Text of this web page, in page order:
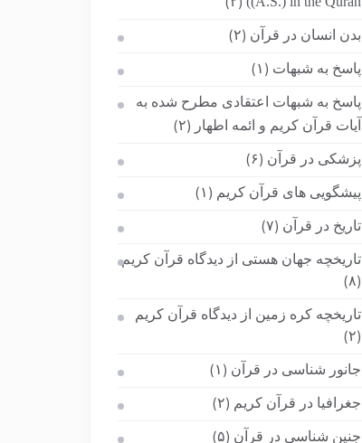
(۲)
بدن انسان در قرآن (۲)
پاسخ به شبهات (۱)
پاسخ به شبهات اعتقادی مطرح شده به
آیات قرآن کریم و ائمه اطهار
(۲)
پزشکی در قرآن (۶)
پیشگویی های قرآن کریم (۱)
تاریخ در قرآن (۷)
تاریخچه جهان هستی از دیدگاه قرآن کریم
(۸)
تاریخچه کره زمین از دیدگاه قرآن کریم
(۲)
جانور شناسی در قرآن (۱)
جغرافیا در قرآن کریم (۲)
جنین شناسی در قرآن (۵)